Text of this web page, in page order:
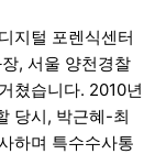
지털 포렌식센터
, 서울 양천경찰
쳤습니다. 2010년
당시, 박근혜-최
하며 특수수사통